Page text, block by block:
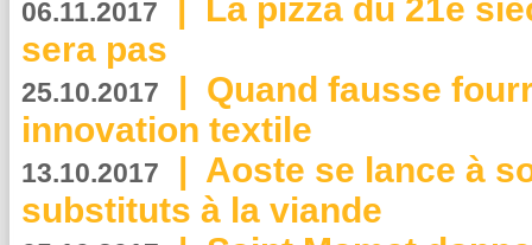
06.11.2017 | La pizza du 21e
sera pas
25.10.2017 | Quand fausse
innovation textile
13.10.2017 | Aoste se lance à
substituts à la viande